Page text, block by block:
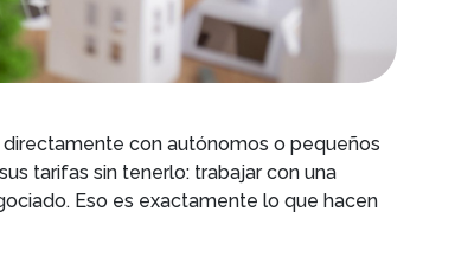
con autónomos o pequeños
tarifas sin tenerlo: trabajar con una
Eso es exactamente lo que hacen